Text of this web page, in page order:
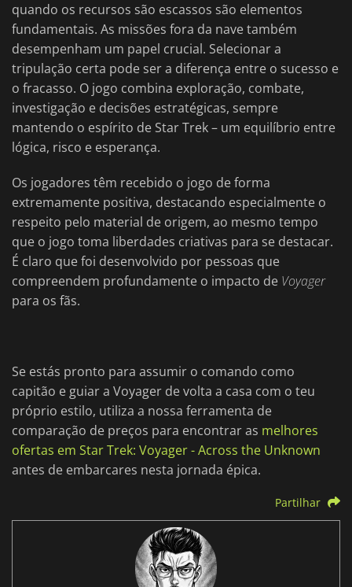
quando os recursos são escassos são elementos
fundamentais. As missões fora da nave também
desempenham um papel crucial. Selecionar a
tripulação certa pode ser a diferença entre o sucesso e
o fracasso. O jogo combina exploração, combate,
investigação e decisões estratégicas, sempre
mantendo o espírito de Star Trek – um equilíbrio entre
lógica, risco e esperança.
Os jogadores têm recebido o jogo de forma
extremamente positiva, destacando especialmente o
respeito pelo material de origem, ao mesmo tempo
que o jogo toma liberdades criativas para se destacar.
É claro que foi desenvolvido por pessoas que
compreendem profundamente o impacto de Voyager
para os fãs.
Se estás pronto para assumir o comando como
capitão e guiar a Voyager de volta a casa com o teu
próprio estilo, utiliza a nossa ferramenta de
comparação de preços para encontrar as melhores
ofertas em Star Trek: Voyager - Across the Unknown
antes de embarcares nesta jornada épica.
Partilhar